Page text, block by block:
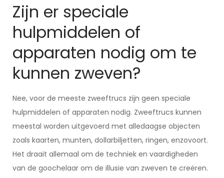
Zijn er speciale
hulpmiddelen of
apparaten nodig om te
kunnen zweven?
Nee, voor de meeste zweeftrucs zijn geen speciale
hulpmiddelen of apparaten nodig. Zweeftrucs kunnen
meestal worden uitgevoerd met alledaagse objecten
zoals kaarten, munten, dollarbiljetten, ringen, enzovoort.
Het draait allemaal om de techniek en vaardigheden
van de goochelaar om de illusie van zweven te creëren.